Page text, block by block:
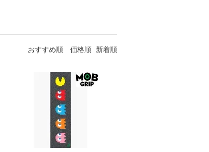
おすすめ順 価格順 新着順